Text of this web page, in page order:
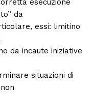
esecuzione
da
essi: limitino
da incaute iniziative
situazioni di